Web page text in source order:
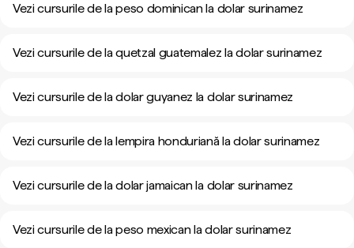
Vezi cursurile de la peso dominican la dolar surinamez
Vezi cursurile de la quetzal guatemalez la dolar surinamez
Vezi cursurile de la dolar guyanez la dolar surinamez
Vezi cursurile de la lempira honduriană la dolar surinamez
Vezi cursurile de la dolar jamaican la dolar surinamez
Vezi cursurile de la peso mexican la dolar surinamez